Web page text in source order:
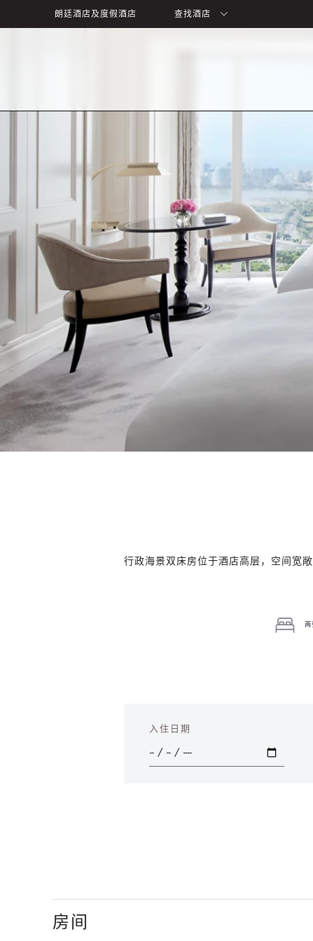
朗廷酒店及度假酒店 查找酒店
行政海景双床房位于酒店高层，空间宽
两
入住日期
房间